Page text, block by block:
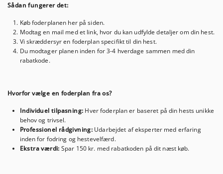
Sådan fungerer det:
Køb foderplanen her på siden.
Modtag en mail med et link, hvor du kan udfylde detaljer om din hest.
Vi skræddersyr en foderplan specifikt til din hest.
Du modtager planen inden for 3-4 hverdage sammen med din
rabatkode.
Hvorfor vælge en foderplan fra os?
Individuel tilpasning: Hver foderplan er baseret på din hests unikke
behov og trivsel.
Professionel rådgivning: Udarbejdet af eksperter med erfaring
inden for fodring og hestevelfærd.
Ekstra værdi: Spar 150 kr. med rabatkoden på dit næst køb.